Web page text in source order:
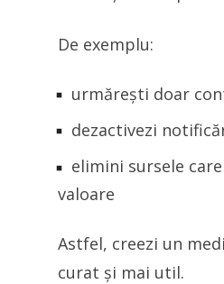
De exemplu:
urmărești doar
dezactivezi
elimini sursele
valoare
Astfel, creezi un
curat și mai util.